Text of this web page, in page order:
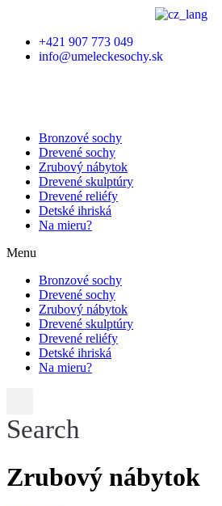
+421 907 773 049
info@umeleckesochy.sk
Bronzové sochy
Drevené sochy
Zrubový nábytok
Drevené skulptúry
Drevené reliéfy
Detské ihriská
Na mieru?
Menu
Bronzové sochy
Drevené sochy
Zrubový nábytok
Drevené skulptúry
Drevené reliéfy
Detské ihriská
Na mieru?
Search
Zrubový nábytok